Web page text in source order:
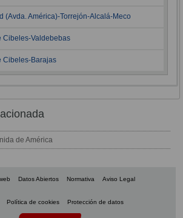
(Avda. América)-Torrejón-Alcalá-Meco
Cibeles-Valdebebas
Cibeles-Barajas
de América
Datos Abiertos Normativa Aviso Legal
Política de cookies Protección de datos